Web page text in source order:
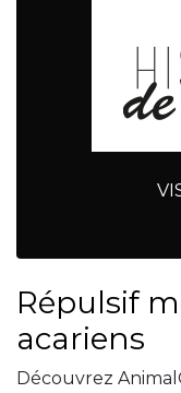
Répulsif mouches et
acariens
Découvrez